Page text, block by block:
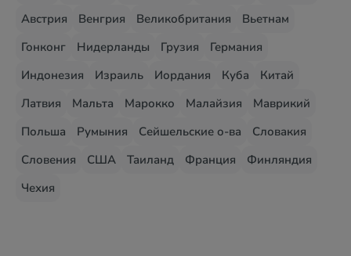
Австрия
Венгрия Великобритания
Вьетнам
Гонконг
Нидерланды Грузия
Германия
Индонезия
Израиль Иордания Куба
Китай
Латвия
Мальта Марокко Малайзия
Маврикий
Польша
Румыния Сейшельские о-ва
Словакия
Словения
США Таиланд Франция
Финляндия
Чехия